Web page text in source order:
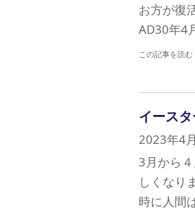
お方が復
AD30年4
この記事を読む
イース
2023年4
3月から
しくなり
時に人間